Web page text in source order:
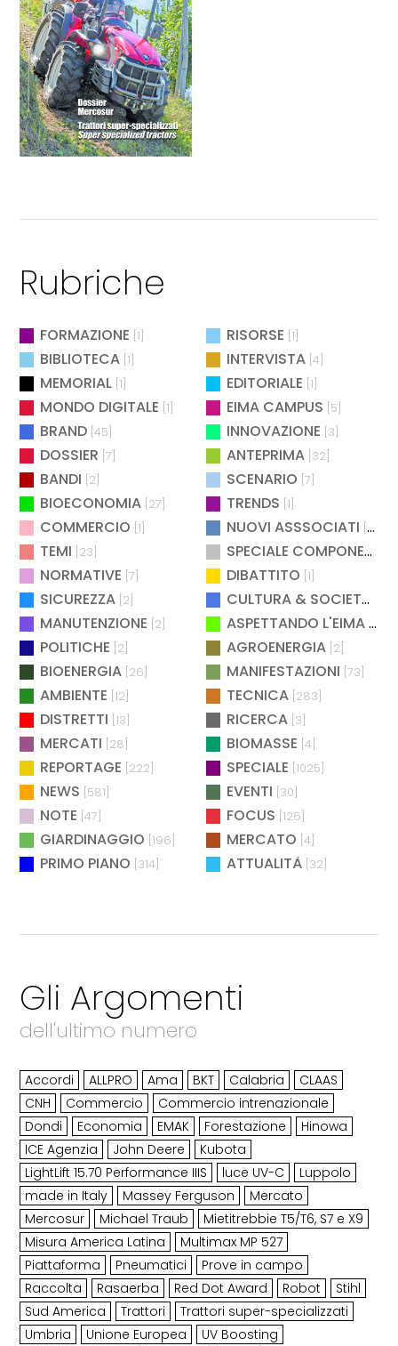
Rubriche
FORMAZIONE [1] RISORSE [1]
BIBLIOTECA [1] INTERVISTA [4]
MEMORIAL [1] EDITORIALE [1]
MONDO DIGITALE [1] EIMA CAMPUS [5]
BRAND [45] INNOVAZIONE [3]
DOSSIER [7] ANTEPRIMA [32]
BANDI [2] SCENARIO [7]
BIOECONOMIA [27] TRENDS [1]
COMMERCIO [1] NUOVI ASSSOCIATI [15]
TEMI [23]
SPECIALE COMPONENTISTICA
NORMATIVE [7] DIBATTITO [1]
SICUREZZA [2] CULTURA & SOCIETÀ
MANUTENZIONE [2] ASPETTANDO L'EIMA [4]
POLITICHE [2] AGROENERGIA [2]
BIOENERGIA [26] MANIFESTAZIONI [73]
AMBIENTE [12] TECNICA [283]
DISTRETTI [13] RICERCA [3]
MERCATI [28] BIOMASSE [4]
REPORTAGE [222] SPECIALE [1025]
NEWS [581] EVENTI [30]
NOTE [47] FOCUS [126]
GIARDINAGGIO [196] MERCATO [4]
PRIMO PIANO [314] ATTUALITÀ [32]
Gli Argomenti
dell'ultimo numero
Accordi ALLPRO Ama BKT Calabria
CLAAS
CNH
Commercio
Commercio intrenazionale
Dondi
Economia EMAK Forestazione
Hinowa
ICE Agenzia
John Deere
Kubota
LightLift 15.70 Performance IIIS
luce UV-C
Luppolo
made in Italy
Massey Ferguson
Mercato
Mercosur
Michael Traub
Mietitrebbie T5/T6, S7 e X9
Misura America Latina
Multimax MP 527
Piattaforma
Pneumatici
Prove in campo
Raccolta
Rasaerba Red Dot Award Robot
Stihl
Sud America
Trattori
Trattori super-specializzati
Umbria
Unione Europea
UV Boosting